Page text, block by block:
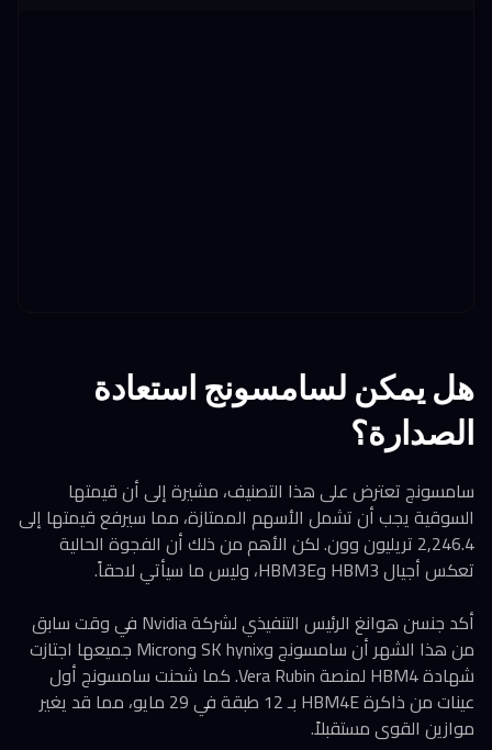
هل يمكن لسامسونج استعادة
الصدارة؟
سامسونج تعترض على هذا التصنيف، مشيرة إلى أن قيمتها
السوقية يجب أن تشمل الأسهم الممتازة، مما سيرفع قيمتها إلى
2,246.4 تريليون وون. لكن الأهم من ذلك أن الفجوة الحالية
تعكس أجيال HBM3 وHBM3E، وليس ما سيأتي لاحقاً.
أكد جنسن هوانغ الرئيس التنفيذي لشركة Nvidia في وقت سابق
من هذا الشهر أن سامسونج وSK hynix وMicron جميعها اجتازت
شهادة HBM4 لمنصة Vera Rubin. كما شحنت سامسونج أول
عينات من ذاكرة HBM4E بـ 12 طبقة في 29 مايو، مما قد يغير
موازين القوى مستقبلاً.